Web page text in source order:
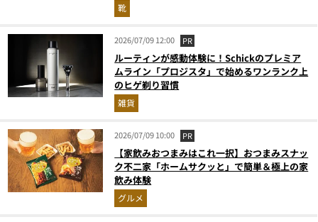
靴
2026/07/09 12:00 PR
ルーティンが感動体験に！Schickのプレミア
ムライン「プロジスタ」で始めるワンランク上
のヒゲ剃り習慣
雑貨
2026/07/09 10:00 PR
【家飲みおつまみはこれ一択】おつまみスナッ
ク不二家「ホームサクッと」で簡単＆極上の家
飲み体験
グルメ